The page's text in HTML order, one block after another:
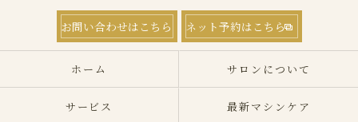
お問い合わせはこちら ネット予約はこちら
ホーム サロンについて
サービス 最新マシンケア